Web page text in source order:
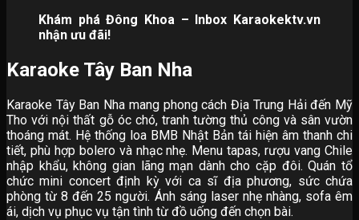
Khám phá Đông Khoa – Inbox Karaokektv.vn
nhận ưu đãi!
Karaoke Tây Ban Nha
Karaoke Tây Ban Nha mang phong cách Địa Trung Hải đến Mỹ
Tho với nội thất gỗ óc chó, tranh tường thủ công và sân vườn
thoáng mát. Hệ thống loa BMB Nhật Bản tái hiện âm thanh chi
tiết, phù hợp bolero và nhạc nhẹ. Menu tapas, rượu vang Chile
nhập khẩu, không gian lãng mạn dành cho cặp đôi. Quán tổ
chức mini concert định kỳ với ca sĩ địa phương, sức chứa
phòng từ 8 đến 25 người. Ánh sáng laser nhẹ nhàng, sofa êm
ái, dịch vụ phục vụ tận tình từ đồ uống đến chọn bài.